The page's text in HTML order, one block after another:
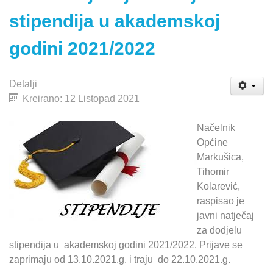
stipendija u akademskoj
godini 2021/2022
Detalji
Kreirano: 12 Listopad 2021
Načelnik
Općine
Markušica,
Tihomir
Kolarević,
raspisao je
javni natječaj
za dodjelu
stipendija u akademskoj godini 2021/2022. Prijave se
zaprimaju od 13.10.2021.g. i traju do 22.10.2021.g.